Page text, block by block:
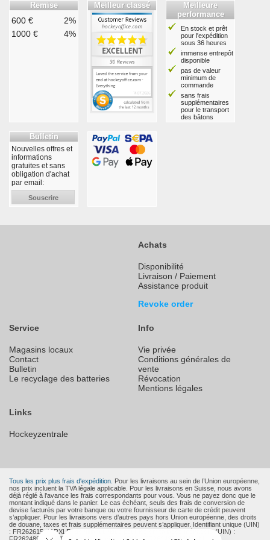
Remise
600 €
2%
1000 €
4%
Meilleur classé
Meilleure
performance
En stock et prêt
pour l'expédition
sous 36 heures
immense entrepôt
disponible
pas de valeur
minimum de
commande
sans frais
supplémentaires
pour le transport
des bâtons
Bulletin
Nouvelles offres et
informations
gratuites et sans
obligation d'achat
par email:
Souscrire
Achats
Disponibilité
Livraison / Paiement
Assistance produit
Revoke order
Service
Magasins locaux
Contact
Bulletin
Le recyclage des batteries
Info
Vie privée
Conditions générales de
vente
Révocation
Mentions légales
Links
Hockeyzentrale
Tous les prix plus frais d'expédition. Pour les livraisons au sein de l’Union européenne,
nos prix incluent la TVA légale applicable. Pour les livraisons en Suisse, nous avons
déjà réglé à l’avance les frais correspondants pour vous. Vous ne payez donc que le
montant indiqué dans le panier. Le cas échéant, seuls des frais de conversion de
devise facturés par votre banque ou votre fournisseur de carte de crédit peuvent
s’appliquer. Pour les livraisons vers d’autres pays hors Union européenne, des droits
de douane, taxes et frais supplémentaires peuvent s’appliquer. Identifiant unique (UIN)
: FR262615_11RXLR Identifiant unique pour les emballages ménagers (UIN) :